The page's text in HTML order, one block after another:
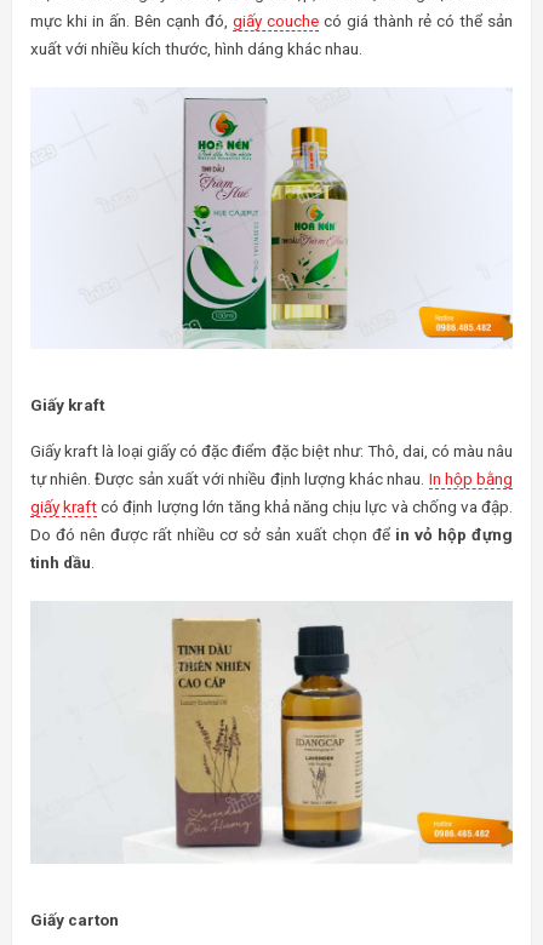
mực khi in ấn. Bên cạnh đó, giấy couche có giá thành rẻ có thể sản
xuất với nhiều kích thước, hình dáng khác nhau.
Giấy kraft
Giấy kraft là loại giấy có đặc điểm đặc biệt như: Thô, dai, có màu nâu
tự nhiên. Được sản xuất với nhiều định lượng khác nhau. In hộp bằng
giấy kraftcó định lượng lớn tăng khả năng chịu lực và chống va đập.
Do đó nên được rất nhiều cơ sở sản xuất chọn để in vỏ hộp đựng
tinh dầu.
Giấy carton